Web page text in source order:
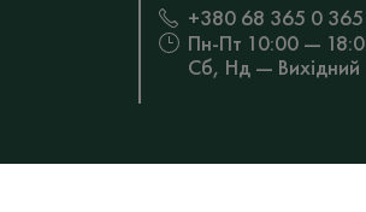
+380 68 365 0 365
Пн-Пт 10:00 —
Сб, Нд — Вихідний